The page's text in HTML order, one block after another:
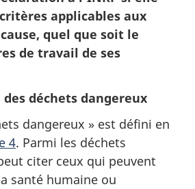
applicables aux
quel que soit le
de travail de ses
déchets dangereux
dangereux » est défini en
4. Parmi les déchets
citer ceux qui peuvent
santé humaine ou